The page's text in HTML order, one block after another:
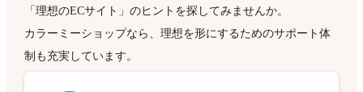
「理想のECサイト」のヒントを探してみませんか。
カラーミーショップなら、理想を形にするためのサポート体
制も充実しています。